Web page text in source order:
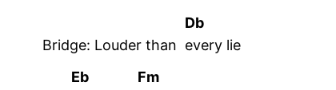
Bridge: Louder than
Db
every lie
Eb
Fm